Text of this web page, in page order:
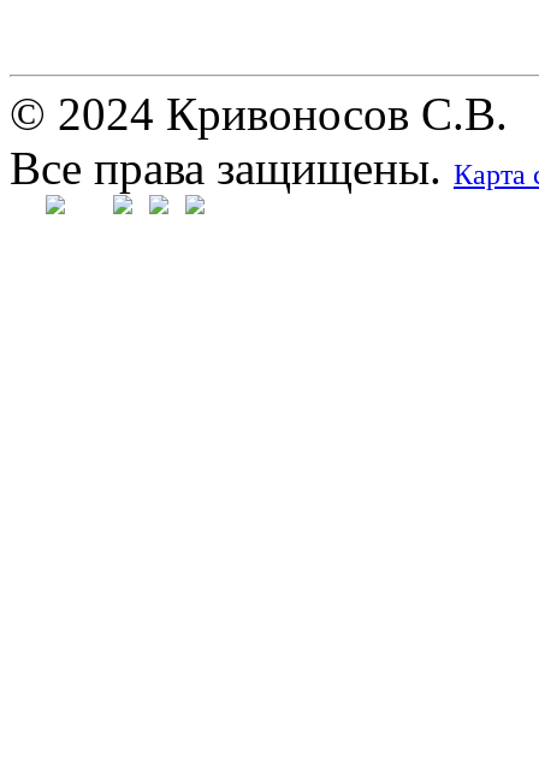
© 2024 Кривоносов С.В.
Все права защищены. Карта